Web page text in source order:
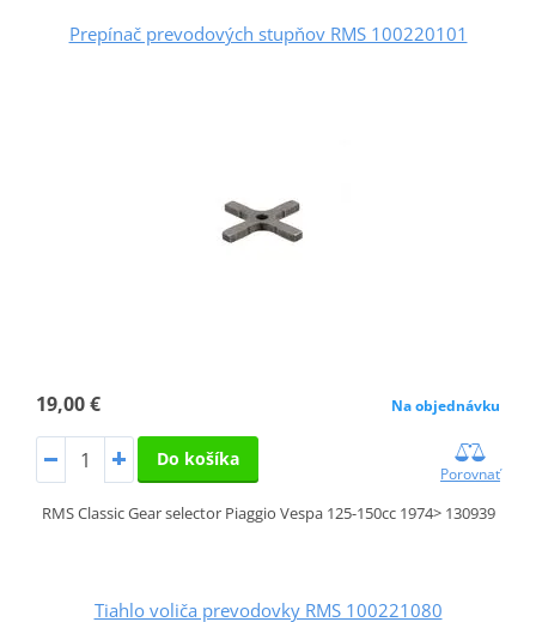
Prepínač prevodových stupňov RMS 100220101
19,00 € Na objednávku
Do košíka
Porovnať
RMS Classic Gear selector Piaggio Vespa 125-150cc 1974> 130939
Tiahlo voliča prevodovky RMS 100221080